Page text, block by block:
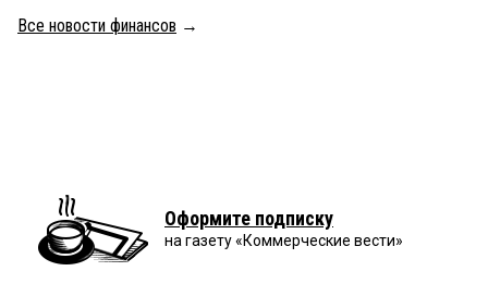
Все новости финансов →
Оформите подписку
на газету «Коммерческие вести»